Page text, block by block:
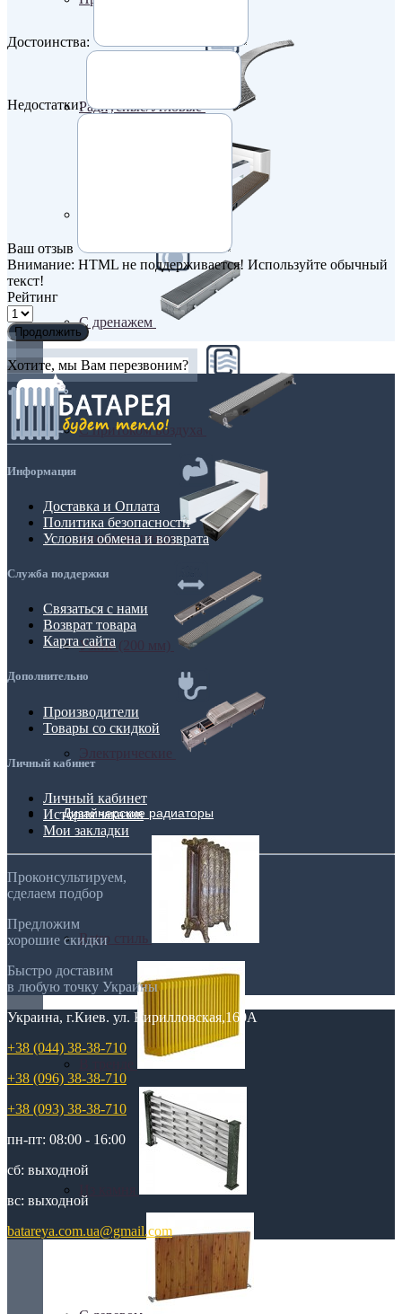
Радиусные/Угловые
С дренажем
С притоком воздуха
Самые мощные
Узкие (200 мм)
Дизайнерские радиаторы
Retro стиль
Достоинства:
Недостатки:
Ваш отзыв
Внимание: HTML не поддерживается! Используйте обычный
текст!
Рейтинг
Продолжить
Хотите, мы Вам перезвоним?
Информация
Доставка и Оплата
Политика безопасности
Условия обмена и возврата
Служба поддержки
Связаться с нами
Возврат товара
Карта сайта
Дополнительно
Производители
Товары со скидкой
Личный кабинет
Личный кабинет
История заказов
Мои закладки
Проконсультируем,
сделаем подбор
Предложим
хорошие скидки
Быстро доставим
в любую точку Украины
Украина, г.Киев. ул. Кирилловская,160А
+38 (044) 38-38-710
+38 (096) 38-38-710
+38 (093) 38-38-710
пн-пт: 08:00 - 16:00
сб: выходной
вс: выходной
batareya.com.ua@gmail.com